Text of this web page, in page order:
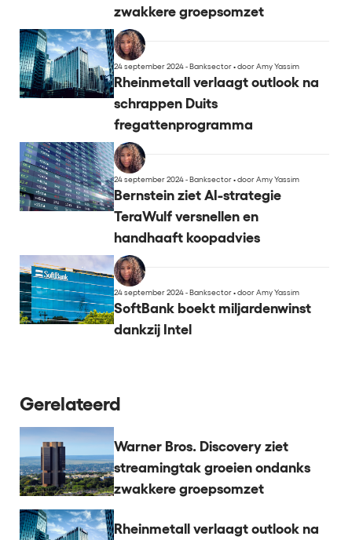
zwakkere groepsomzet
24 september 2024 - Banksector•door Amy Yassim
Rheinmetall verlaagt outlook na
schrappen Duits
fregattenprogramma
24 september 2024 - Banksector•door Amy Yassim
Bernstein ziet AI-strategie
TeraWulf versnellen en
handhaaft koopadvies
24 september 2024 - Banksector•door Amy Yassim
SoftBank boekt miljardenwinst
dankzij Intel
Gerelateerd
Warner Bros. Discovery ziet
streamingtak groeien ondanks
zwakkere groepsomzet
Rheinmetall verlaagt outlook na